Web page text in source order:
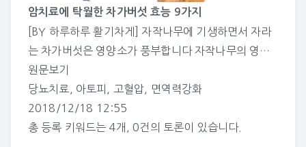
암치료에 탁월한 차가버섯 효능 9가지
[BY 하루하루 활기차게] 자작나무에 기생하면서 자라
는 차가버섯은 영양소가 풍부합니다 자작나무의 영…
원문보기
당뇨치료, 아토피 , 고혈압, 면역력강화
2018/12/18 12:55
총 등록 키워드는 4개 ,0건 의 토론이 있습니다.